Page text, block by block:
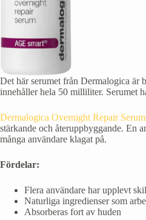
Det här serumet från Dermalogica är
innehåller hela 50 milliliter. Serumet
Dermalogica Overnight Repair Serum
stärkande och återuppbyggande. En
många användare klagat på.
Fördelar:
Flera användare har upplevt
Naturliga ingredienser som
Absorberas fort av huden